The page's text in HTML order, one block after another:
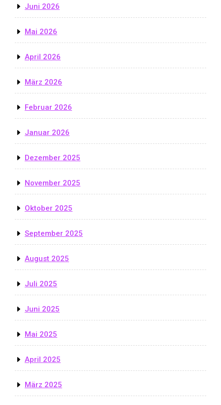
Juni 2026
Mai 2026
April 2026
März 2026
Februar 2026
Januar 2026
Dezember 2025
November 2025
Oktober 2025
September 2025
August 2025
Juli 2025
Juni 2025
Mai 2025
April 2025
März 2025